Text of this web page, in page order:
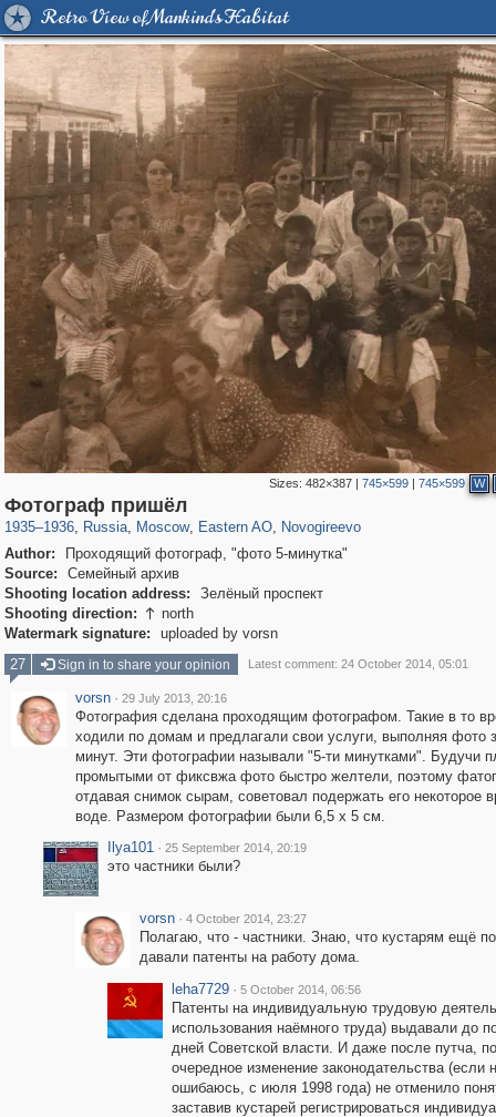
Retro View of Mankind's Habitat
Sizes: 482×387| 745×599| 745×599 W
Фотограф пришёл
1935–1936, Russia
1,407,206
, Moscow
319,878 8,286
, Eastern AO
20,939
, Novogireevo
Author:
Проходящий фотограф, "фото 5-минутка"
Source:
Семейный архив
Shooting location address:
Зелёный проспект
Shooting direction:  north
Watermark signature:
uploaded by vorsn
27
Sign in to share your opinion Latest comment: 24 October 2014, 05:01
vorsn · 29 July 2013, 20:16
Фотография сделана проходящим фотографом. Такие в то
ходили по домам и предлагали свои услуги, выполняя фото
минут. Эти фотографии называли "5-ти минутками". Будучи
промытыми от фиксвжа фото быстро желтели, поэтому
отдавая снимок сырам, советовал подержать его некоторое
воде. Размером фотографии были 6,5 х 5 см.
Ilya101 · 25 September 2014, 20:19
это частники были?
vorsn · 4 October 2014, 23:27
Полагаю, что - частники. Знаю, что кустарям ещё
давали патенты на работу дома.
leha7729 · 5 October 2014, 06:56
Патенты на индивидуальную трудовую
использования наёмного труда) выдавали до
дней Советской власти. И даже после путча,
очередное изменение законодательства (если
ошибаюсь, с июля 1998 года) не отменило
заставив кустарей регистрироваться